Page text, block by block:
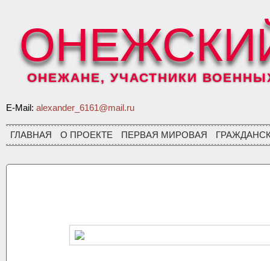
ОНЕЖАНЕ, УЧАСТНИКИ
E-Mail: alexander_6161@mail.ru
ГЛАВНАЯ О ПРОЕКТЕ ПЕРВАЯ МИРОВАЯ